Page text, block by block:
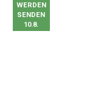
WERDEN
SENDEN
10.8.